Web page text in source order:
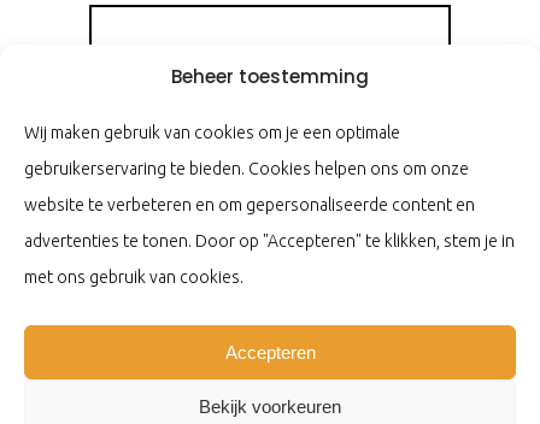
Beheer toestemming
Wij maken gebruik van cookies om je een optimale
gebruikerservaring te bieden. Cookies helpen ons om onze
website te verbeteren en om gepersonaliseerde content en
advertenties te tonen. Door op "Accepteren" te klikken, stem je in
met ons gebruik van cookies.
Accepteren
Bekijk voorkeuren